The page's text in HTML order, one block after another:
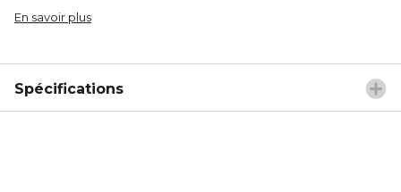
En savoir plus
Spécifications